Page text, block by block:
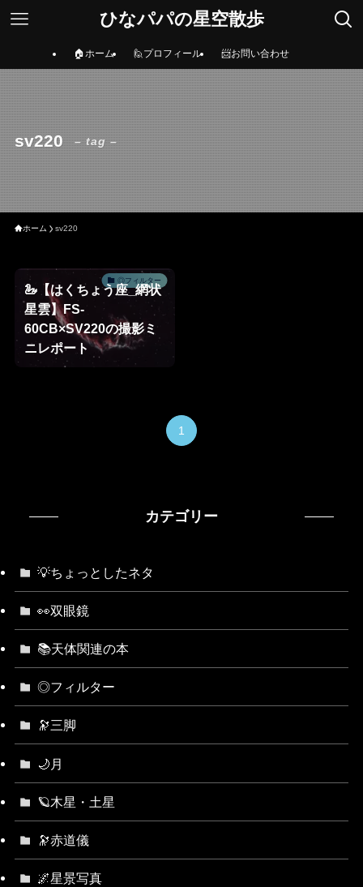
ひなパパの星空散歩
🏠ホーム 🙋プロフィール 📨お問い合わせ
sv220 – tag –
ホーム sv220
◎フィルター
🦢【はくちょう座_網状
星雲】FS-
60CB×SV220の撮影ミ
ニレポート
1
カテゴリー
💡ちょっとしたネタ
👀双眼鏡
📚天体関連の本
◎フィルター
🔭三脚
🌙月
🪐木星・土星
🔭赤道儀
🌌星景写真